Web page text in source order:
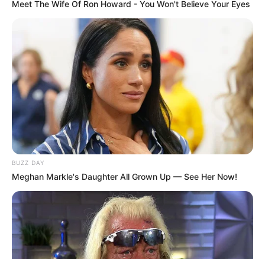
Meet The Wife Of Ron Howard - You Won't Believe Your Eyes
BUZZ DAY
Meghan Markle's Daughter All Grown Up — See Her Now!